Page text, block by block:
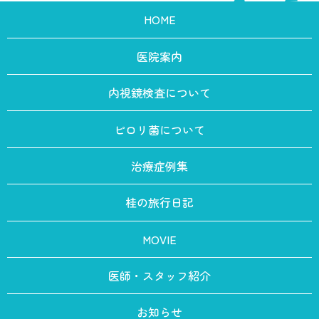
HOME
医院案内
内視鏡検査について
ピロリ菌について
治療症例集
桂の旅行日記
MOVIE
医師・スタッフ紹介
お知らせ